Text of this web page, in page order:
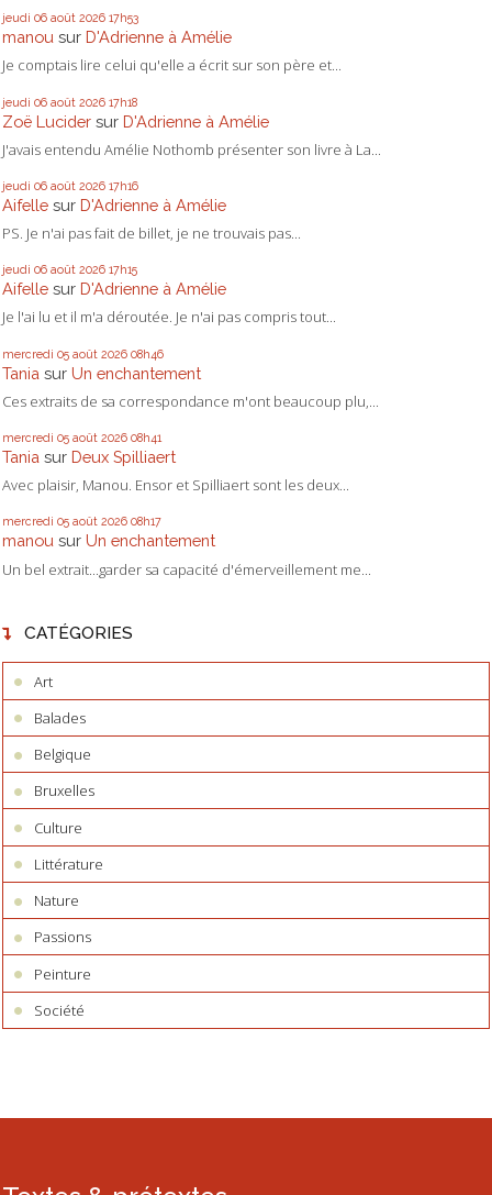
jeudi 06 août 2026 17h53
manou sur D'Adrienne à Amélie
Je comptais lire celui qu'elle a écrit sur son père et...
jeudi 06 août 2026 17h18
Zoë Lucider sur D'Adrienne à Amélie
J'avais entendu Amélie Nothomb présenter son livre à La...
jeudi 06 août 2026 17h16
Aifelle sur D'Adrienne à Amélie
PS. Je n'ai pas fait de billet, je ne trouvais pas...
jeudi 06 août 2026 17h15
Aifelle sur D'Adrienne à Amélie
Je l'ai lu et il m'a déroutée. Je n'ai pas compris tout...
mercredi 05 août 2026 08h46
Tania sur Un enchantement
Ces extraits de sa correspondance m'ont beaucoup plu,...
mercredi 05 août 2026 08h41
Tania sur Deux Spilliaert
Avec plaisir, Manou. Ensor et Spilliaert sont les deux...
mercredi 05 août 2026 08h17
manou sur Un enchantement
Un bel extrait...garder sa capacité d'émerveillement me...
CATÉGORIES
Art
Balades
Belgique
Bruxelles
Culture
Littérature
Nature
Passions
Peinture
Société